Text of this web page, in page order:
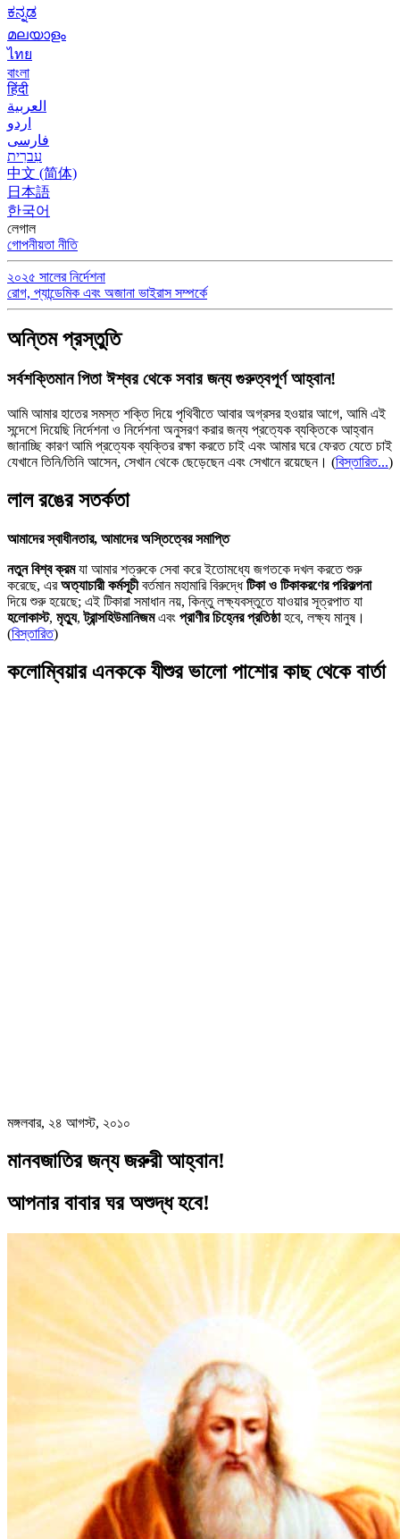
ಕನ್ನಡ
മലയാളം
ไทย
বাংলা
हिंदी
العربية
اردو
فارسی
עִברִית
中文 (简体)
日本語
한국어
লেগাল
গোপনীয়তা নীতি
২০২৫ সালের নির্দেশনা
রোগ, প্যান্ডেমিক এবং অজানা ভাইরাস সম্পর্কে
অন্তিম প্রস্তুতি
সর্বশক্তিমান পিতা ঈশ্বর থেকে সবার জন্য গুরুত্বপূর্ণ আহ্বান!
আমি আমার হাতের সমস্ত শক্তি দিয়ে পৃথিবীতে আবার অগ্রসর হওয়ার আগে, আমি এই
সন্দেশে দিয়েছি নির্দেশনা ও নির্দেশনা অনুসরণ করার জন্য প্রত্যেক ব্যক্তিকে আহ্বান
জানাচ্ছি কারণ আমি প্রত্যেক ব্যক্তির রক্ষা করতে চাই এবং আমার ঘরে ফেরত যেতে চাই
যেখানে তিনি/তিনি আসেন, সেখান থেকে ছেড়েছেন এবং সেখানে রয়েছেন। (বিস্তারিত...)
লাল রঙের সতর্কতা
আমাদের স্বাধীনতার, আমাদের অস্তিত্বের সমাপ্তি
নতুন বিশ্ব ক্রমযা আমার শত্রুকে সেবা করে ইতোমধ্যে জগতকে দখল করতে শুরু
করেছে, এরঅত্যাচারী কর্মসূচীবর্তমান মহামারি বিরুদ্ধেটিকা ও টিকাকরণের পরিকল্পনা
দিয়ে শুরু হয়েছে; এই টিকারা সমাধান নয়, কিন্তু লক্ষ্যবস্তুতে যাওয়ার সূত্রপাত যা
হলোকাস্ট, মৃত্যু,ট্রান্সহিউমানিজমএবং প্রাণীর চিহ্নের প্রতিষ্ঠাহবে, লক্ষ্য মানুষ।
(বিস্তারিত)
কলোম্বিয়ার এনককে যীশুর ভালো পাশোর কাছ থেকে বার্তা
মঙ্গলবার, ২৪ আগস্ট, ২০১০
মানবজাতির জন্য জরুরী আহ্বান!
আপনার বাবার ঘর অশুদ্ধ হবে!